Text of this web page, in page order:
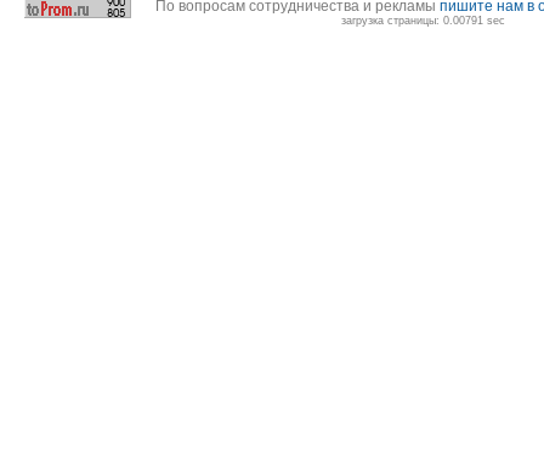
По вопросам сотрудничества и рекламы пишите нам в
загрузка страницы: 0.00791 sec